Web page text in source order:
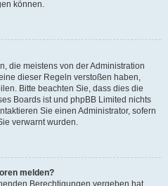
können.
die meistens von der Administration
dieser Regeln verstoßen haben,
Bitte beachten Sie, dass dies die
Boards ist und phpBB Limited nichts
Sie einen Administrator, sofern
verwarnt wurden.
melden?
Berechtigungen vergeben hat,